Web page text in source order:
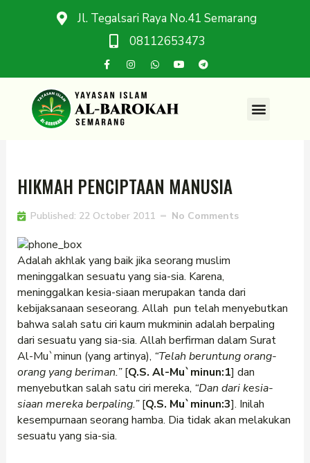
Jl. Tegalsari Raya No.41 Semarang
08112653473
HIKMAH PENCIPTAAN MANUSIA
Published: 22 October 2011 No Comments
Adalah akhlak yang baik jika seorang muslim
meninggalkan sesuatu yang sia-sia. Karena,
meninggalkan kesia-siaan merupakan tanda dari
kebijaksanaan seseorang. Allah pun telah menyebutkan
bahwa salah satu ciri kaum mukminin adalah berpaling
dari sesuatu yang sia-sia. Allah berfirman dalam Surat
Al-Mu`minun (yang artinya), “Telah beruntung orang-
orang yang beriman.”[Q.S. Al-Mu`minun:1] dan
menyebutkan salah satu ciri mereka, “Dan dari kesia-
siaan mereka berpaling.”[Q.S. Mu`minun:3]. Inilah
kesempurnaan seorang hamba. Dia tidak akan melakukan
sesuatu yang sia-sia.